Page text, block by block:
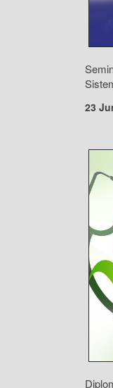
23